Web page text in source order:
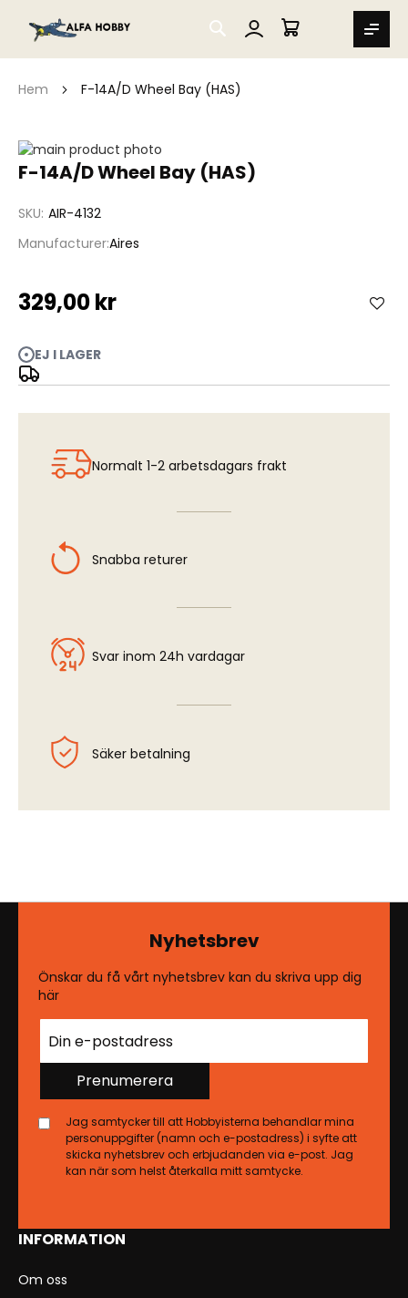
SEARCH
MIN VARUKORG
Hem F-14A/D Wheel Bay (HAS)
F-14A/D Wheel Bay (HAS)
SKU AIR-4132
ManufacturerAires
329,00 kr
EJ I LAGER
Hoppa
till
bildgalleriet
Hoppa
av
bildgalleriet
Normalt 1-2 arbetsdagars frakt
Snabba returer
Svar inom 24h vardagar
Säker betalning
INFORMATION
Om oss
Nyhetsbrev
Önskar du få vårt nyhetsbrev kan du skriva upp dig
här
Prenumerera
Jag samtycker till att Hobbyisterna behandlar mina
personuppgifter (namn och e-postadress) i syfte att
skicka nyhetsbrev och erbjudanden via e-post. Jag
kan när som helst återkalla mitt samtycke.